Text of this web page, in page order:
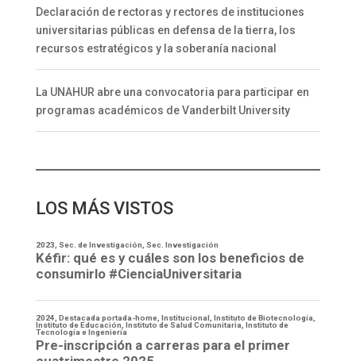
Declaración de rectoras y rectores de instituciones
universitarias públicas en defensa de la tierra, los
recursos estratégicos y la soberanía nacional
La UNAHUR abre una convocatoria para participar en
programas académicos de Vanderbilt University
LOS MÁS VISTOS